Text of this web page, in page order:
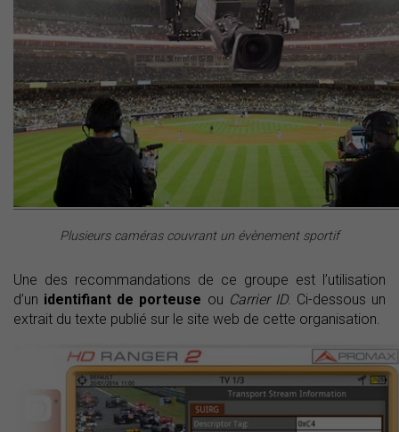
Plusieurs caméras couvrant un évènement sportif
Une des recommandations de ce groupe est l’utilisation
d’un identifiant de porteuse ou Carrier ID. Ci-dessous un
extrait du texte publié sur le site web de cette organisation.